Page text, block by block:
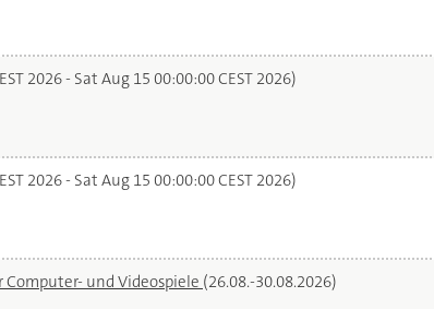
2026 - Sat Aug 15 00:00:00 CEST 2026)
2026 - Sat Aug 15 00:00:00 CEST 2026)
und Videospiele (26.08.-30.08.2026)